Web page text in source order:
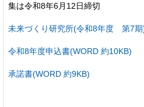
集は令和8年6月12日締切
未来づくり研究所(令和8年度 第7期
令和8年度申込書(WORD 約10KB)
承諾書(WORD 約9KB)